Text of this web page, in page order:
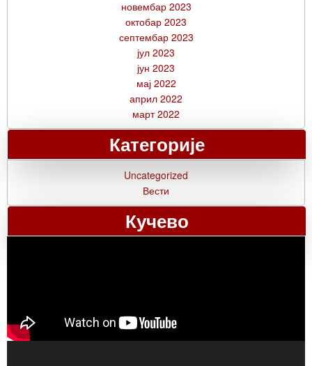
новембар 2023
октобар 2023
септембар 2023
јул 2023
јун 2023
мај 2022
април 2022
март 2022
Категорије
Uncategorized
Вести
Кучево